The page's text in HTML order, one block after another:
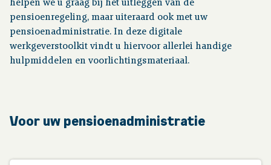
Situatie werknemers
Werkgeverstoolkit
helpen we u graag bij het uitleggen van de
pensioenregeling, maar uiteraard ook met uw
pensioenadministratie. In deze digitale
werkgeverstoolkit vindt u hiervoor allerlei handige
hulpmiddelen en voorlichtingsmateriaal.
Voor uw pensioenadministratie